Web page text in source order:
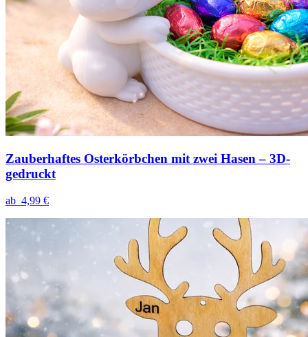
Zauberhaftes Osterkörbchen mit zwei Hasen – 3D-
gedruckt
ab 4,99 €